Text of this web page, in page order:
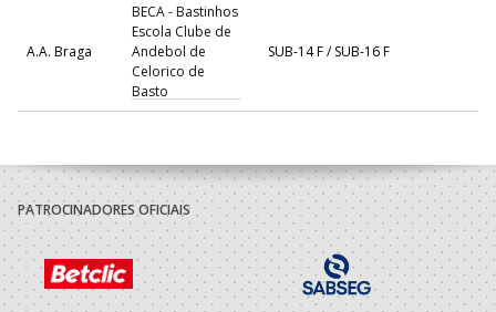
A.A. Braga
BECA - Bastinhos
Escola Clube de
Andebol de
Celorico de
Basto
SUB-14 F / SUB-16 F
PATROCINADORES OFICIAIS